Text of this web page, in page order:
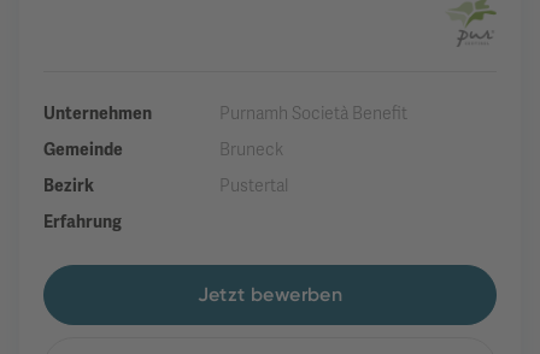
Unternehmen
Purnamh Società Benefit
Gemeinde
Bruneck
Bezirk
Pustertal
Erfahrung
Jetzt bewerben